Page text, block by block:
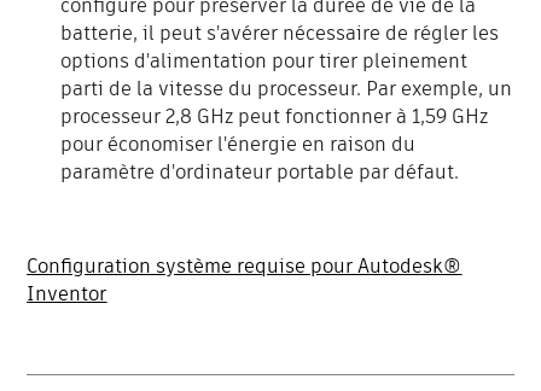
batterie, il peut s'avérer nécessaire de régler les
options d'alimentation pour tirer pleinement
parti de la vitesse du processeur. Par exemple, un
processeur 2,8 GHz peut fonctionner à 1,59 GHz
pour économiser l'énergie en raison du
paramètre d'ordinateur portable par défaut.
Configuration système requise pour Autodesk®
Inventor